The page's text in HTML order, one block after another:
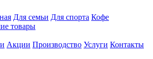
Для семьи Для спорта Кофе
товары
Акции Производство Услуги Контакты